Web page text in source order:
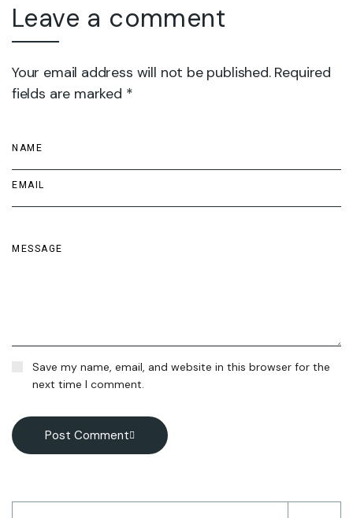
Leave a comment
Your email address will not be published. Required
fields are marked *
Save my name, email, and website in this browser for the
next time I comment.
Post Comment